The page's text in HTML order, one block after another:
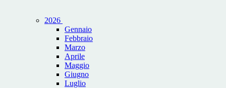
2026
Gennaio
Febbraio
Marzo
Aprile
Maggio
Giugno
Luglio